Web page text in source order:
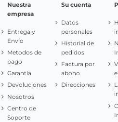
Nuestra
empresa
Entrega y
Envío
Metodos de
pago
Garantía
Devoluciones
Nosotros
Centro de
Soporte
Su cuenta
Datos
personales
Historial de
pedidos
Factura por
abono
Direcciones